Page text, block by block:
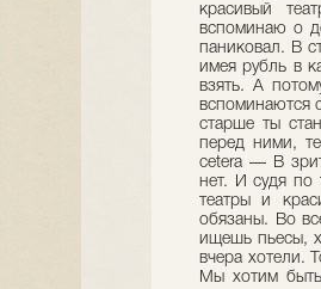
красивый
вспоминаю о
паниковал. В
имея рубль в
взять. А
вспоминаются
старше ты
перед ними,
cetera — В
нет. И судя по
театры и
обязаны. Во
ищешь пьесы,
вчера хотели.
Мы хотим